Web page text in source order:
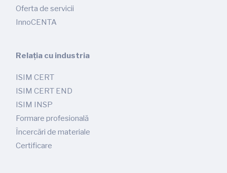
Oferta de servicii
InnoCENTA
Relația cu industria
ISIM CERT
ISIM CERT END
ISIM INSP
Formare profesională
Încercări de materiale
Certificare